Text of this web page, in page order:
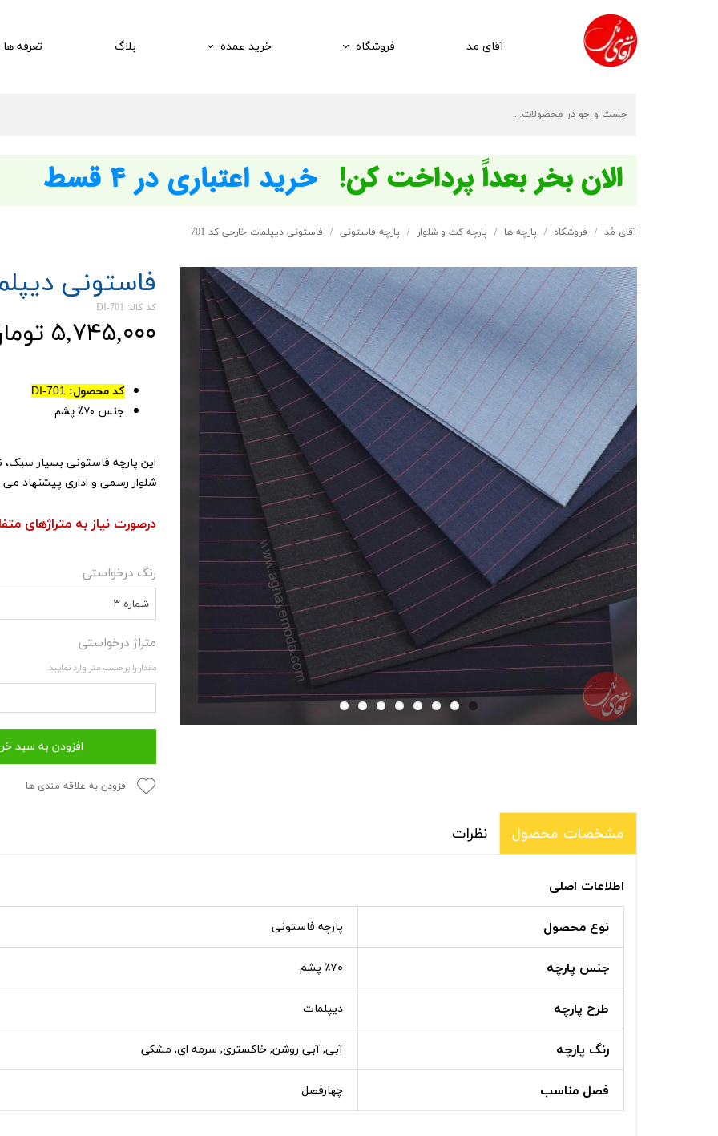
آقای مد فروشگاه خرید عمده بلاگ تعرفه ها
آقای مُد فروشگاه پارچه ها پارچه کت و شلوار پارچه فاستونی فاستونی دیپلمات خارجی کد 701
فاستونی
کد کالا: DI-701
۵,۷۴۵,۰۰۰ تومان
کد محصول:DI-701
جنس ۷۰٪ پشم
این پارچه فاستونی بسیار
شلوار رسمی و اداری پیشنهاد
درصورت نیاز به متراژهای
رنگ درخواستی
شماره ۳
متراژ درخواستی
مقدار را برحسب متر وارد نمایید.
افزودن به سبد
افزودن به علاقه مندی ها
مشخصات محصول نظرات
اطلاعات اصلی
نوع محصول
پارچه فاستونی
جنس پارچه ٪۷۰ پشم
طرح پارچه دیپلمات
رنگ پارچه آبی, آبی روشن, خاکستری, سرمه ای, مشکی
فصل مناسب چهارفصل